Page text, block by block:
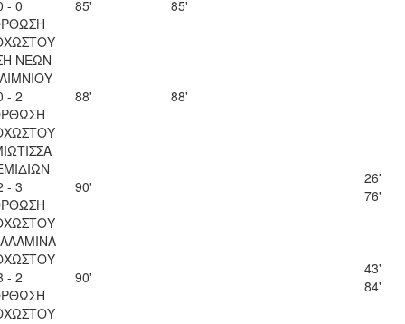
- 0
85' 85'
ΝΕΩΝ
- 2
88' 88'
- 3
90'
26'
76'
- 2
90'
43'
84'